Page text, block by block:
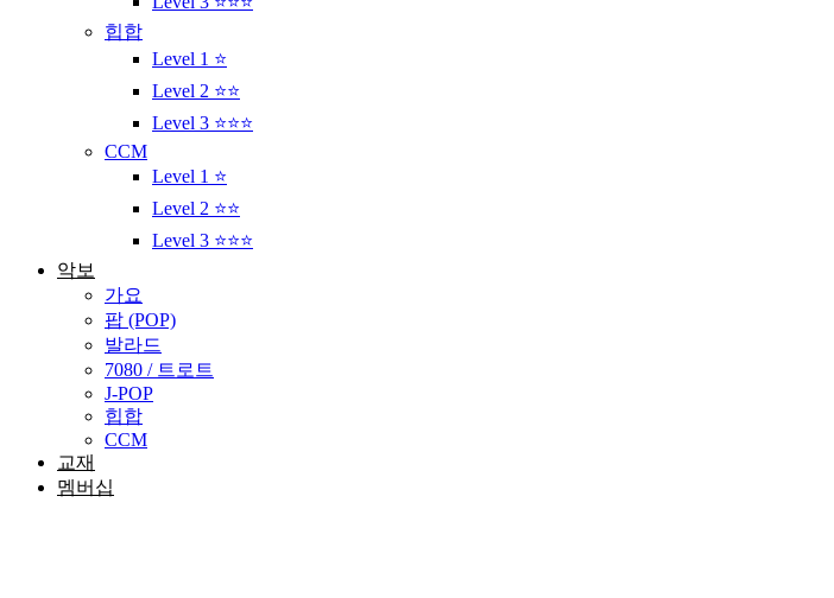
힙합
Level 1 ⭐
Level 2 ⭐⭐
Level 3 ⭐⭐⭐
CCM
Level 1 ⭐
Level 2 ⭐⭐
Level 3 ⭐⭐⭐
악보
가요
팝 (POP)
발라드
7080 / 트로트
J-POP
힙합
CCM
교재
멤버십